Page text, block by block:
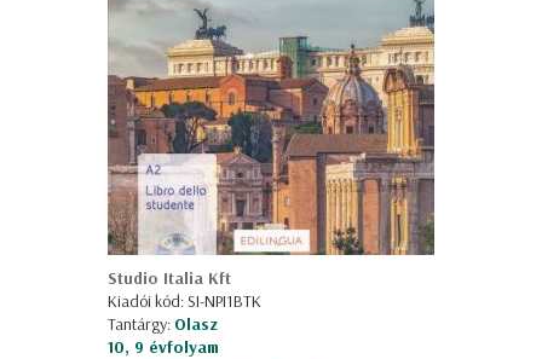
Studio Italia Kft
Kiadói kód: SI-NPI1BTK
Tantárgy: Olasz
10, 9 évfolyam